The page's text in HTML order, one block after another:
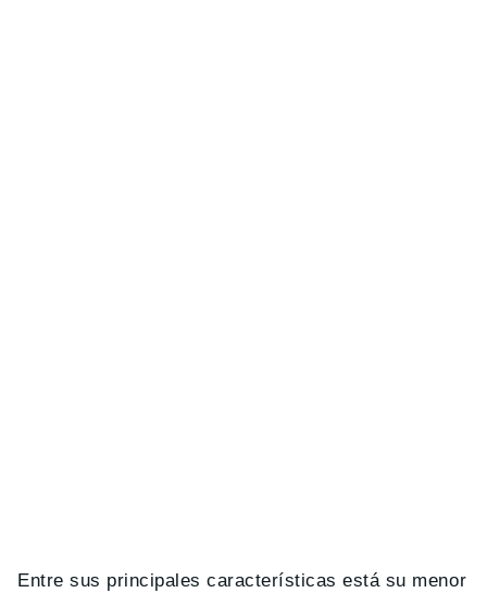
Entre sus principales características está su menor